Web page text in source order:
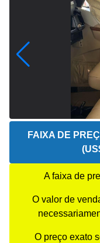
FAIXA DE
A faixa de
O valor de
O preço exato